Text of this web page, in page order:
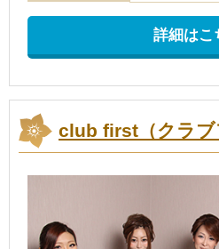
詳細はこ
club first（クラブ